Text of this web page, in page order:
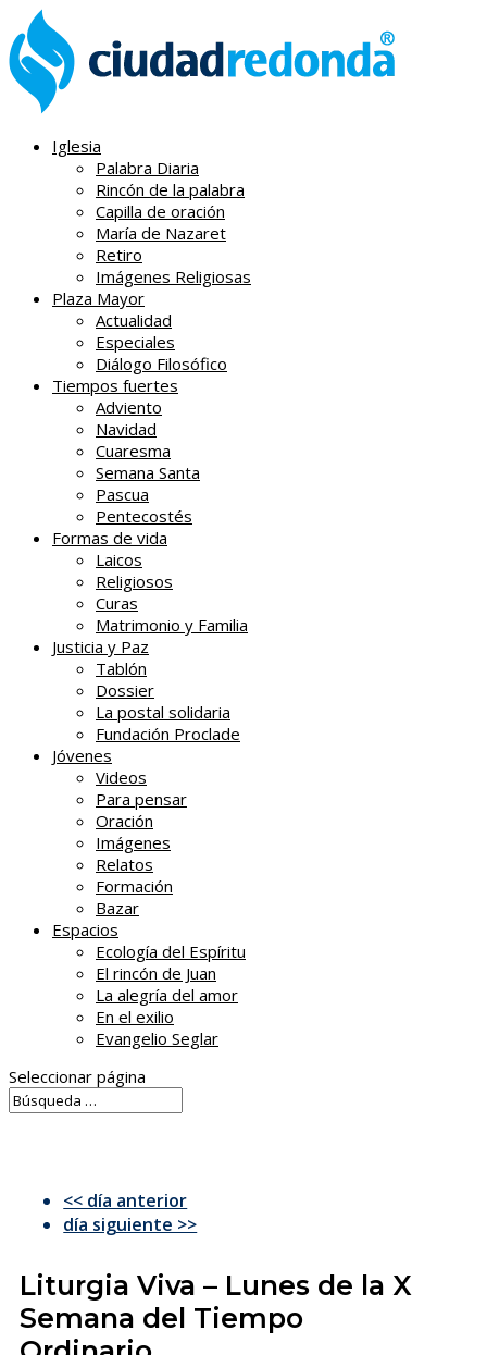
Iglesia
Palabra Diaria
Rincón de la palabra
Capilla de oración
María de Nazaret
Retiro
Imágenes Religiosas
Plaza Mayor
Actualidad
Especiales
Diálogo Filosófico
Tiempos fuertes
Adviento
Navidad
Cuaresma
Semana Santa
Pascua
Pentecostés
Formas de vida
Laicos
Religiosos
Curas
Matrimonio y Familia
Justicia y Paz
Tablón
Dossier
La postal solidaria
Fundación Proclade
Jóvenes
Videos
Para pensar
Oración
Imágenes
Relatos
Formación
Bazar
Espacios
Ecología del Espíritu
El rincón de Juan
La alegría del amor
En el exilio
Evangelio Seglar
Seleccionar página
<< día anterior
día siguiente >>
Liturgia Viva – Lunes de la X
Semana del Tiempo